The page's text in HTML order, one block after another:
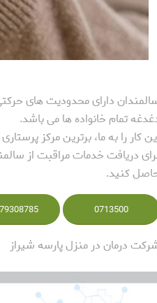
دارای محدودیت های
تمام خانواده ها می باشد.
کار را به ما، برترین مرکز
کنید.
0713500
درمان در منزل پارسه شیراز